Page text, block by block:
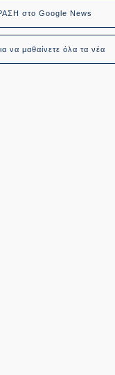
στο Google News
να μαθαίνετε όλα τα νέα